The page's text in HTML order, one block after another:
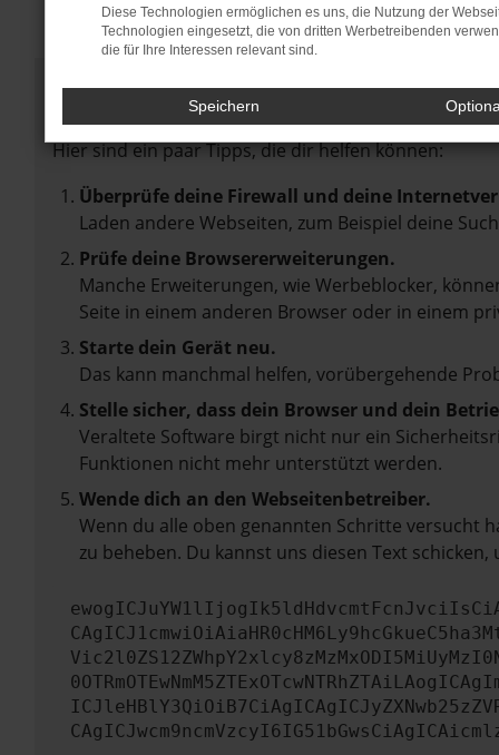
Fehler: Network Error
Beim Laden ist ein Fehler aufgetreten.
Hier sind ein paar Tipps, die dir helfen können:
Überprüfe deine Firewall und deine
Laden andere Webseiten, zum Beispiel deine
Prüfe deine Browsererweiterungen.
Manche Erweiterungen, wie Werbeblocker,
Seite in einem anderen Browser oder in einem
Starte dein Gerät neu.
Das kann manchmal helfen, vorübergehende
Stelle sicher, dass dein Browser und dein
Veraltete Software birgt nicht nur ein
Funktionen nicht mehr unterstützt werden.
Wende dich an den Webseitenbetreiber.
Wenn du alle oben genannten Schritte versucht
zu beheben. Du kannst uns diesen Text
Diese Technologien ermöglichen es uns, die Nutzung der
Technologien eingesetzt, die von dritten Werbetreibenden
die für Ihre Interessen relevant sind.
Speichern